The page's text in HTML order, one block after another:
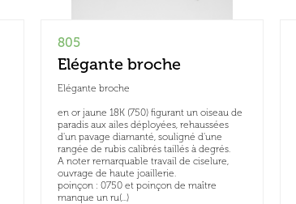
805
Elégante broche
Elégante broche
en or jaune 18K (750) figurant un oiseau de
paradis aux ailes déployées, rehaussées
d'un pavage diamanté, souligné d'une
rangée de rubis calibrés taillés à degrés.
A noter remarquable travail de ciselure,
ouvrage de haute joaillerie.
poinçon : 0750 et poinçon de maître
manque un ru(...)